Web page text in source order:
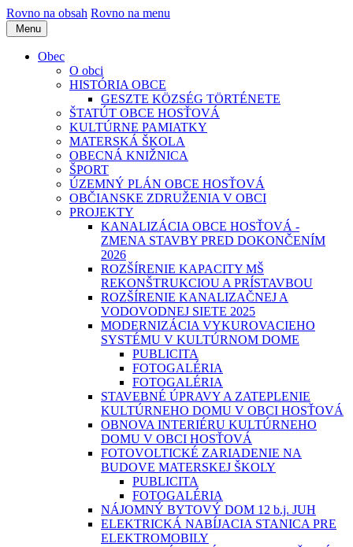
Rovno na obsah Rovno na menu
Menu
Obec
O obci
HISTÓRIA OBCE
GESZTE KÖZSÉG TÖRTÉNETE
ŠTATÚT OBCE HOSŤOVÁ
KULTÚRNE PAMIATKY
MATERSKÁ ŠKOLA
OBECNÁ KNIŽNICA
ŠPORT
ÚZEMNÝ PLÁN OBCE HOSŤOVÁ
OBČIANSKE ZDRUŽENIA V OBCI
PROJEKTY
KANALIZÁCIA OBCE HOSŤOVÁ -
ZMENA STAVBY PRED DOKONČENÍM
2026
ROZŠÍRENIE KAPACITY MŠ
REKONŠTRUKCIOU A PRÍSTAVBOU
ROZŠÍRENIE KANALIZAČNEJ A
VODOVODNEJ SIETE 2025
MODERNIZÁCIA VYKUROVACIEHO
SYSTÉMU V KULTÚRNOM DOME
PUBLICITA
FOTOGALÉRIA
FOTOGALÉRIA
STAVEBNÉ ÚPRAVY A ZATEPLENIE
KULTÚRNEHO DOMU V OBCI HOSŤOVÁ
OBNOVA INTERIÉRU KULTÚRNEHO
DOMU V OBCI HOSŤOVÁ
FOTOVOLTICKÉ ZARIADENIE NA
BUDOVE MATERSKEJ ŠKOLY
PUBLICITA
FOTOGALÉRIA
NÁJOMNÝ BYTOVÝ DOM 12 b.j. JUH
ELEKTRICKÁ NABÍJACIA STANICA PRE
ELEKTROMOBILY